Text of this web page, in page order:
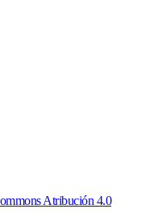
Atribución 4.0